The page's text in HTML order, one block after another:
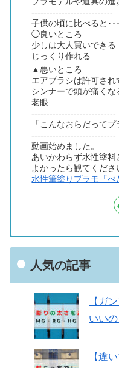
---------------------------
子供の頃に比べると･･･
◯良いところ
少しは大人買いできる
じっくり作れる
▲悪いところ
エアブラシは許可され
シンナーで頭が痛くな
老眼
----------------------------
「こんなおらだって
----------------------------
動画始めました。
あいかわらず水性塗料
よかったら観てくださ
水性筆塗りプラモ「ぺ
人気の記事
【ガ
いい
【違